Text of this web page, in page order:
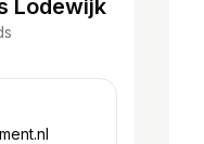
Lodewijk